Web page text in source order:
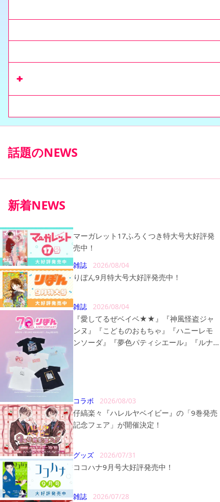
話題のNEWS
新着NEWS
マーガレット17ふろくつき特大号大好評発
売中！
雑誌 2026/08/04
りぼん9月特大号大好評発売中！
雑誌 2026/08/04
『愛してるぜベイベ★★』『神風怪盗ジャ
ンヌ』『こどものおもちゃ』『ハニーレモ
ンソーダ』『夢色パティシエール』『ルナ
コラボ 2026/08/03
仔縞楽々『ハレルヤベイビー』の「9巻発売
記念フェア」が開催決定！
グッズ 2026/07/31
ココハナ9月号大好評発売中！
雑誌 2026/07/28